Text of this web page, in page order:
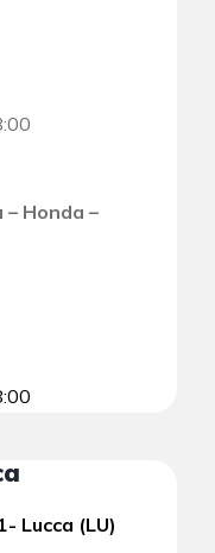
Honda –
Lucca (LU)